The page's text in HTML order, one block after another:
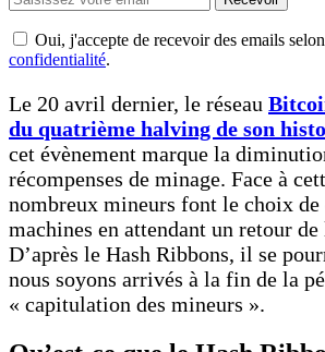
Oui, j'accepte de recevoir des emails
confidentialité.
Le 20 avril dernier, le réseau
du quatrième halving de son
cet évènement marque la
récompenses de minage. Face à
nombreux mineurs font le choix de
machines en attendant un retour
D’après le Hash Ribbons, il se
nous soyons arrivés à la fin de la
« capitulation des mineurs ».